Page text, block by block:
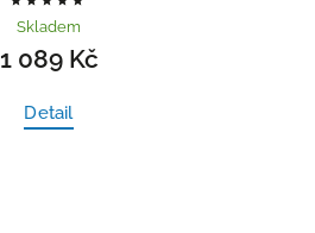
Skladem
1 089 Kč
Detail